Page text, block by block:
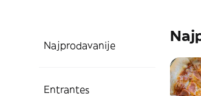
Najprodavanije
Entrantes